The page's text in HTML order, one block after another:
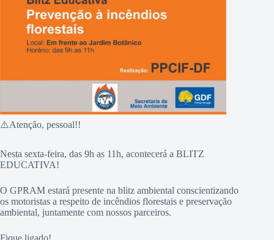
⚠️Atenção, pessoal!!
Nesta sexta-feira, das 9h as 11h, acontecerá a BLITZ
EDUCATIVA!
O GPRAM estará presente na blitz ambiental conscientizando
os motoristas a respeito de incêndios florestais e preservação
ambiental, juntamente com nossos parceiros.
Fique ligado!